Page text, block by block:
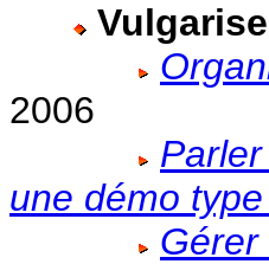
2006
une démo
Gérer